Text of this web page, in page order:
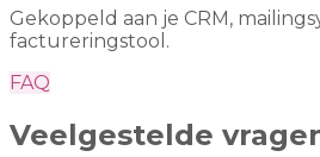
Gekoppeld aan je CRM,
factureringstool.
FAQ
Veelgestelde